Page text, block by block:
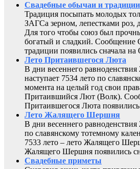
Свадебные обычаи и традиции
Традиция посыпать молодых
ЗАГСа зерном, лепестками роз,
Для того чтобы союз был
богатый и сладкий. Сообщение
традиции появились сначала на
Лето Притаившегося Люта
В дни весеннего равноденствия
наступает 7534 лето по
момента на целый год свои
Притаившийся Лют (Волк).
Притаившегося Люта появились
Лето Жалящего Шершня
В дни весеннего равноденствия
по славянскому тотемному
7533 лето – лето Жалящего
Жалящего Шершня появились
Свадебные приметы